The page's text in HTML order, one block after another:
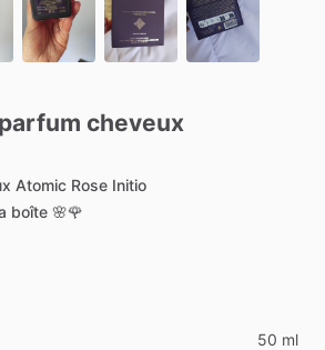
parfum cheveux
Atomic Rose Initio
boîte 🌸🌹
50 ml